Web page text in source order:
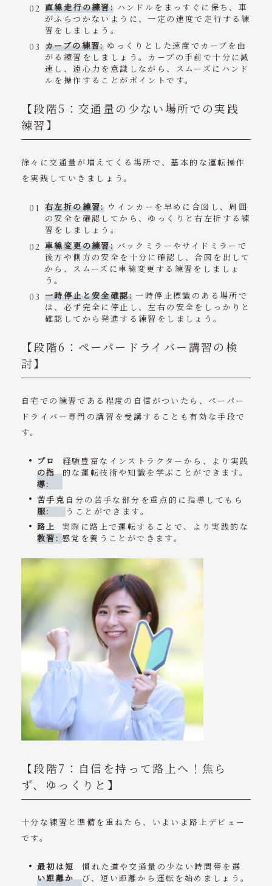
直線走行の練習: ハンドルをまっすぐに保ち、車
がふらつかないように、一定の速度で走行する練
習をしましょう。
カーブの練習:ゆっくりとした速度でカーブを曲
がる練習をしましょう。カーブの手前で十分に減
速し、遠心力を意識しながら、スムーズにハンド
ルを操作することがポイントです。
【段階5：交通量の少ない場所での実践
練習】
徐々に交通量が増えてくる場所で、基本的な運転操作
を実践していきましょう。
右左折の練習:ウインカーを早めに合図し、周囲
の安全を確認してから、ゆっくりと右左折する練
習をしましょう。
車線変更の練習: バックミラーやサイドミラーで
後方や側方の安全を十分に確認し、合図を出して
から、スムーズに車線変更する練習をしましょ
う。
一時停止と安全確認: 一時停止標識のある場所で
は、必ず完全に停止し、左右の安全をしっかりと
確認してから発進する練習をしましょう。
【段階6：ペーパードライバー講習の検
討】
自宅での練習である程度の自信がついたら、ペーパー
ドライバー専門の講習を受講することも有効な手段で
す。
プロ
の指
導:
経験豊富なインストラクターから、より実践
的な運転技術や知識を学ぶことができます。
苦手克
服:
自分の苦手な部分を重点的に指導してもら
うことができます。
路上
教習:
実際に路上で運転することで、より実践的な
感覚を養うことができます。
【段階7：自信を持って路上へ！焦ら
ず、ゆっくりと】
十分な練習と準備を重ねたら、いよいよ路上デビュー
です。
最初は短
い距離か
慣れた道や交通量の少ない時間帯を選
び、短い距離から運転を始めましょう。